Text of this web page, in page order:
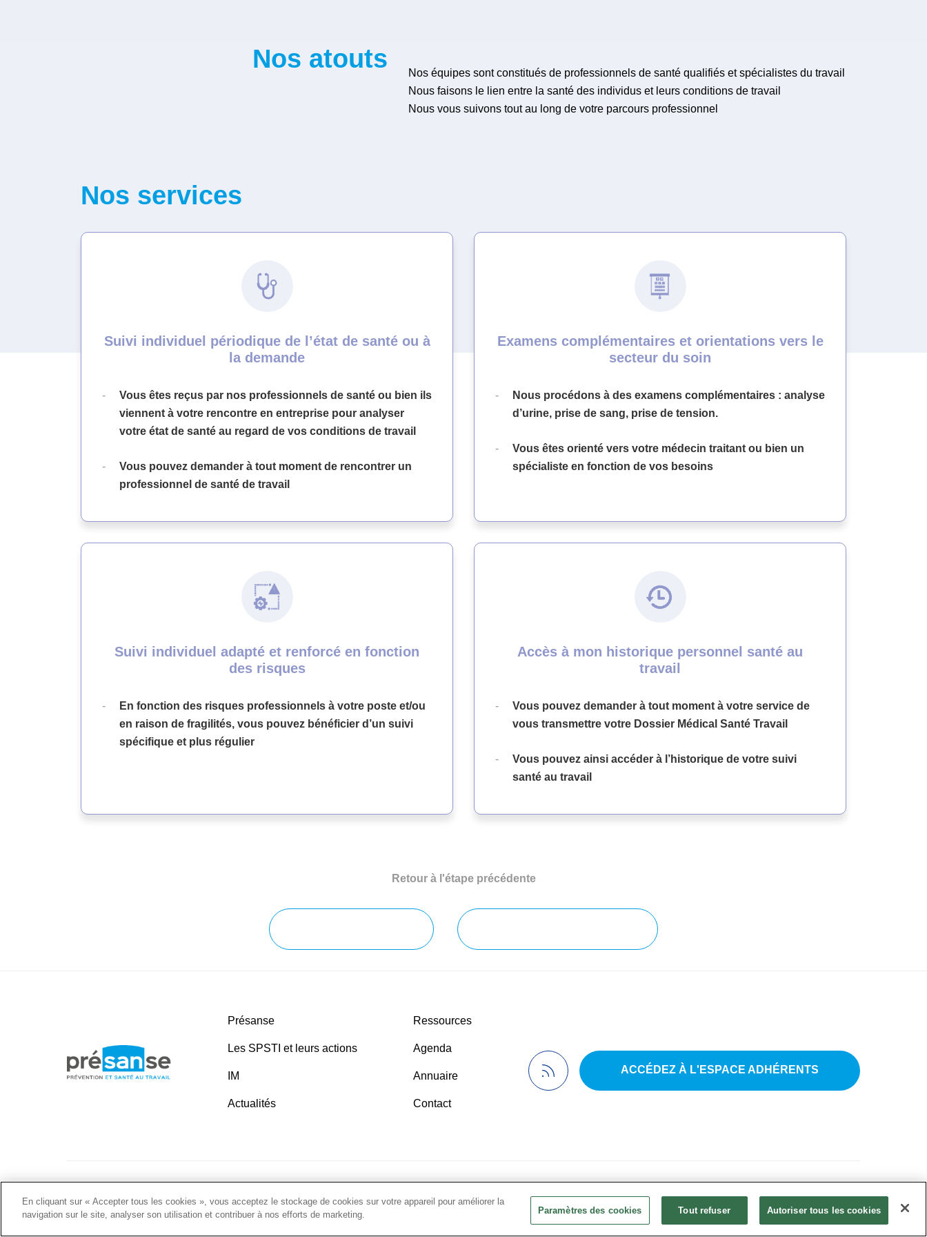
Nos atouts
Nos équipes sont constitués de professionnels de santé qualifiés et spécialistes du travail
Nous faisons le lien entre la santé des individus et leurs conditions de travail
Nous vous suivons tout au long de votre parcours professionnel
Nos services
Suivi individuel périodique de l’état de santé ou à
la demande
Vous êtes reçus par nos professionnels de santé ou bien ils
viennent à votre rencontre en entreprise pour analyser
votre état de santé au regard de vos conditions de travail
Vous pouvez demander à tout moment de rencontrer un
professionnel de santé de travail
Examens complémentaires et orientations vers le
secteur du soin
Nous procédons à des examens complémentaires : analyse
d’urine, prise de sang, prise de tension.
Vous êtes orienté vers votre médecin traitant ou bien un
spécialiste en fonction de vos besoins
Suivi individuel adapté et renforcé en fonction
des risques
En fonction des risques professionnels à votre poste et/ou
en raison de fragilités, vous pouvez bénéficier d’un suivi
spécifique et plus régulier
Accès à mon historique personnel santé au
travail
Vous pouvez demander à tout moment à votre service de
vous transmettre votre Dossier Médical Santé Travail
Vous pouvez ainsi accéder à l’historique de votre suivi
santé au travail
Retour à l'étape précédente
Présanse
Les SPSTI et leurs actions
IM
Actualités
Ressources
Agenda
Annuaire
Contact
ACCÉDEZ À L'ESPACE ADHÉRENTS
En cliquant sur « Accepter tous les cookies », vous acceptez le stockage de cookies sur votre appareil pour améliorer la
navigation sur le site, analyser son utilisation et contribuer à nos efforts de marketing.
Paramètres des cookies Tout refuser Autoriser tous les cookies